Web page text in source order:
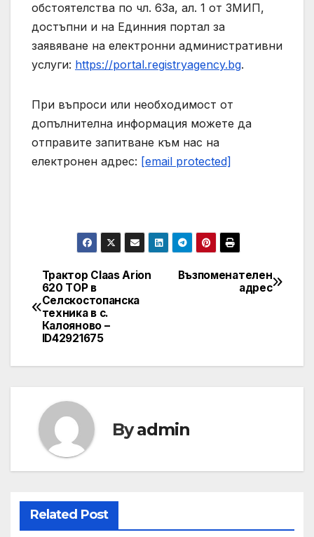
обстоятелства по чл. 63а, ал. 1 от ЗМИП,
достъпни и на Единния портал за
заявяване на електронни административни
услуги: https://portal.registryagency.bg.
При въпроси или необходимост от
допълнителна информация можете да
отправите запитване към нас на
електронен адрес: [email protected]
Post
navigation
Възпоменателен
адрес
Трактор Claas Arion
620 TOP в
Селскостопанска
техника в с.
Калояново –
ID42921675
Byadmin
Related Post